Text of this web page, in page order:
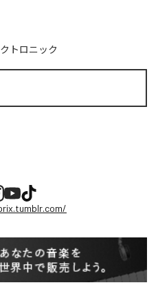
トロニック